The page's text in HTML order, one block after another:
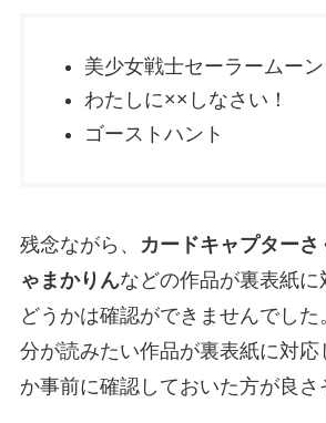
美少女戦士セーラームーン
わたしに××しなさい！
ゴーストハント
残念ながら、 カードキャプターさ
ゃまかりんなどの作品が裏表紙
どうかは確認ができませんでした
分が読みたい作品が裏表紙に対応
か事前に確認しておいた方が良さ